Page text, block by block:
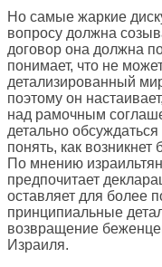
Но самые жаркие
вопросу должна
договор она должна
понимает, что не
детализированный
поэтому он
над рамочным
детально
понять, как возникнет
По мнению
предпочитает
оставляет для более
принципиальные
возвращение
Израиля.